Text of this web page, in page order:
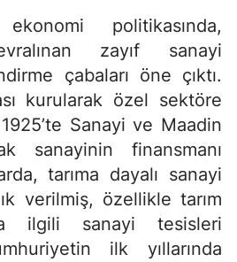
politikasında,
zayıf sanayi
çabaları öne çıktı.
kurularak özel sektöre
Sanayi ve Maadin
sanayinin finansmanı
tarıma dayalı sanayi
verilmiş, özellikle tarım
ilgili sanayi tesisleri
ilk yıllarında